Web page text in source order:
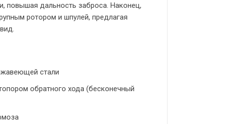
повышая дальность заброса. Наконец,
ротором и шпулей, предлагая
стали
обратного хода (бесконечный